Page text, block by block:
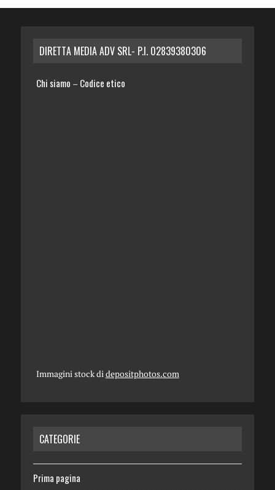
DIRETTA MEDIA ADV SRL- P.I. 02839380306
Chi siamo – Codice etico
Immagini stock didepositphotos.com
CATEGORIE
Prima pagina